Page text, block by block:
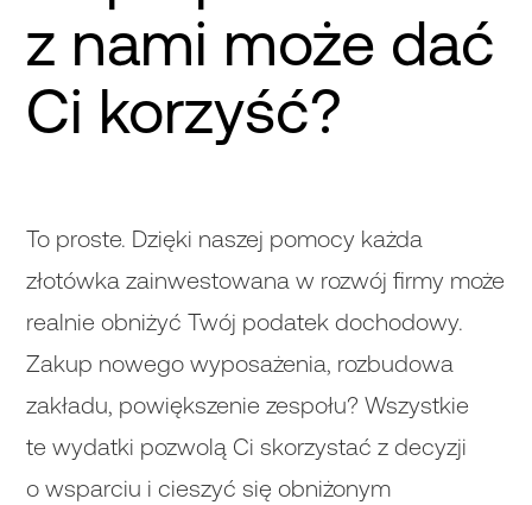
z nami może dać
Ci korzyść?
To proste. Dzięki naszej pomocy każda
złotówka zainwestowana w rozwój firmy może
realnie obniżyć Twój podatek dochodowy.
Zakup nowego wyposażenia, rozbudowa
zakładu, powiększenie zespołu? Wszystkie
te wydatki pozwolą Ci skorzystać z decyzji
o wsparciu i cieszyć się obniżonym